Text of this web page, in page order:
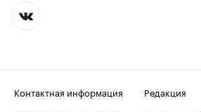
Контактная информация
Редакция